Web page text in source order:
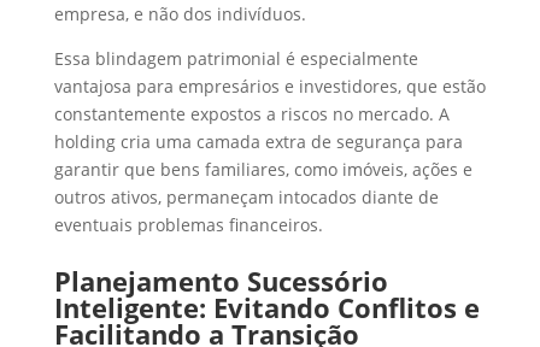
empresa, e não dos indivíduos.
Essa blindagem patrimonial é especialmente
vantajosa para empresários e investidores, que estão
constantemente expostos a riscos no mercado. A
holding cria uma camada extra de segurança para
garantir que bens familiares, como imóveis, ações e
outros ativos, permaneçam intocados diante de
eventuais problemas financeiros.
Planejamento Sucessório
Inteligente: Evitando Conflitos e
Facilitando a Transição